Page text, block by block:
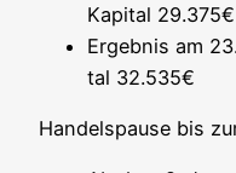
Kapi­tal
Ergeb­nis am
tal 32.535€
Han­dels­pau­se bis